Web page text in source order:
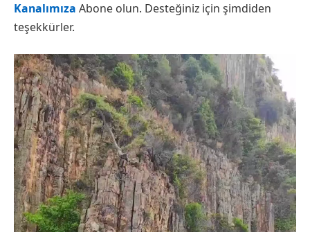
Kanalımıza Abone olun. Desteğiniz için şimdiden
teşekkürler.
Video
oynatıcı